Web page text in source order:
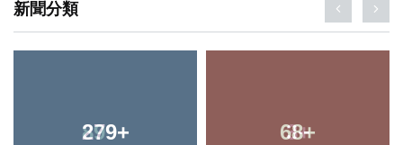
新聞分類
279+ 68+
899+ 3+